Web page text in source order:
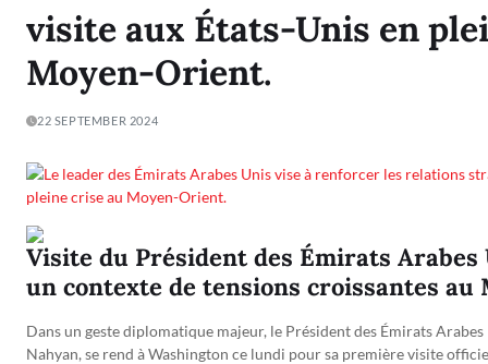
visite aux États-Unis en
Moyen-Orient.
22 SEPTEMBER 2024
Visite du Président des Émirats Arabes
un contexte de tensions croissantes au
Dans un geste diplomatique majeur, le Président des Émirats
Nahyan, se rend à Washington ce lundi pour sa première visite